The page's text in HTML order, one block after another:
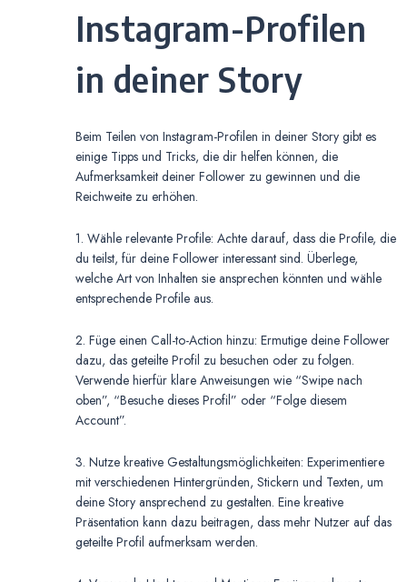
Instagram-Profilen
in deiner Story
Beim Teilen von Instagram-Profilen in deiner Story gibt es
einige Tipps und Tricks, die dir helfen können, die
Aufmerksamkeit deiner Follower zu gewinnen und die
Reichweite zu erhöhen.
1. Wähle relevante Profile: Achte darauf, dass die Profile, die
du teilst, für deine Follower interessant sind. Überlege,
welche Art von Inhalten sie ansprechen könnten und wähle
entsprechende Profile aus.
2. Füge einen Call-to-Action hinzu: Ermutige deine Follower
dazu, das geteilte Profil zu besuchen oder zu folgen.
Verwende hierfür klare Anweisungen wie “Swipe nach
oben”, “Besuche dieses Profil” oder “Folge diesem
Account”.
3. Nutze kreative Gestaltungsmöglichkeiten: Experimentiere
mit verschiedenen Hintergründen, Stickern und Texten, um
deine Story ansprechend zu gestalten. Eine kreative
Präsentation kann dazu beitragen, dass mehr Nutzer auf das
geteilte Profil aufmerksam werden.